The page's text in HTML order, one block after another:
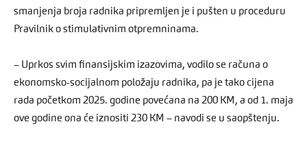
smanjenja broja radnika pripremljen je i pušten u proceduru
Pravilnik o stimulativnim otpremninama.
– Uprkos svim finansijskim izazovima, vodilo se računa o
ekonomsko-socijalnom položaju radnika, pa je tako cijena
rada početkom 2025. godine povećana na 200 KM, a od 1. maja
ove godine ona će iznositi 230 KM – navodi se u saopštenju.